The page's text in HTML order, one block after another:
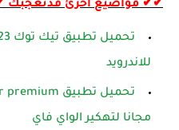
✔✔ مواضيع اخرئ قدتعجبك
للاندرويد
مجانا لتهكير الواي فاي